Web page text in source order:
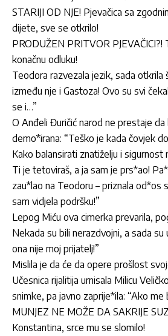
STARIJI OD NJE! Pjevačica sa
dijete, sve se otkrilo!
PRODUŽEN PRITVOR PJEVAČICI?!
konačnu odluku!
Teodora razvezala jezik, sada otkrila
između nje i Gastoza! Ovo su svi
se i…”
O Anđeli Đuričić narod ne prestaje
demo*irana: “Teško je kada čovjek
Kako balansirati znatiželju i sigurnost
Ti je tetoviraš, a ja sam je prs*ao!
zau*lao na Teodoru – priznala od*os
sam vidjela podršku!”
Lepog Miću ova cimerka prevarila,
Nekada su bili nerazdvojni, a sada su
ona nije moj prijatelj!”
Mislila je da će da opere prošlost
Učesnica rijalitija urnisala Milicu
snimke, pa javno zaprije*ila: “Ako me
MUNJEZ NE MOŽE DA SAKRIJE
Konstantina, srce mu se slomilo!